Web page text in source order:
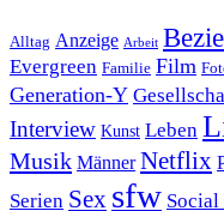
Alltag Anzeige Arbeit
Evergreen Familie Film
Generation-Y
Interview Kunst Leben
Musik Männer Netflix
Serien Sex sfw